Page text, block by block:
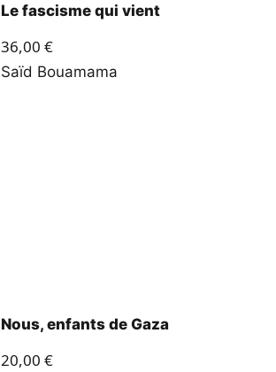
Le fascisme qui vient
36,00 €
Saïd Bouamama
Nous, enfants de Gaza
20,00 €